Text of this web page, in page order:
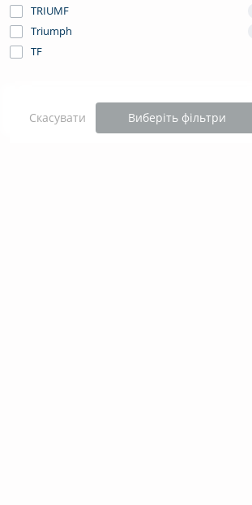
Шампунь для всіх типів волосся
Шампунь для жирної шкіри голови
Шампунь для об'єму волосся
TRIUMF
Triumph
ТF
Скасувати Виберіть фільтри